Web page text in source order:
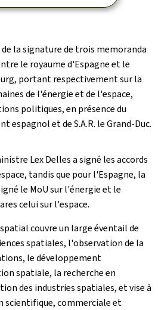
la signature de trois memoranda
le royaume d'Espagne et le
portant respectivement sur la
de l'énergie et de l'espace,
politiques, en présence du
espagnol et de S.A.R. le Grand-Duc.
Lex Delles a signé les accords
tandis que pour l'Espagne, la
le MoU sur l'énergie et le
celui sur l'espace.
couvre un large éventail de
spatiales, l'observation de la
le développement
spatiale, la recherche en
des industries spatiales, et vise à
commerciale et